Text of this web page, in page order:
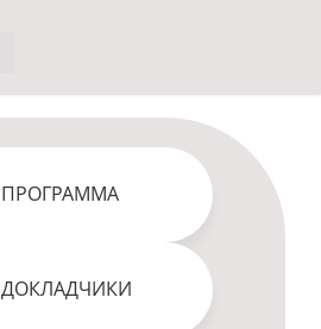
ПРОГРАММА
ДОКЛАДЧИКИ